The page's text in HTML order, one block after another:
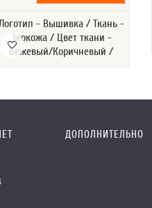
- Вышивка / Ткань -
Экокожа / Цвет ткани -
Бежевый/Коричневый /
ДОПОЛНИТЕЛЬНО